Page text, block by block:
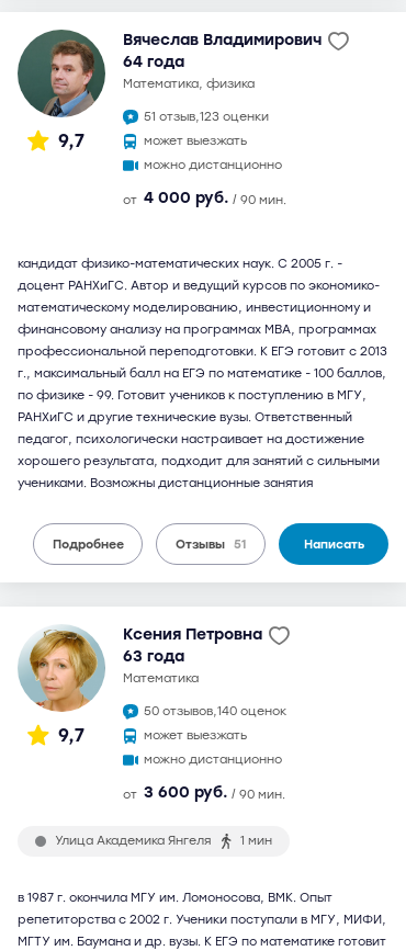
9,7
Вячеслав Владимирович
64 года
математика, физика
51 отзыв,123 оценки
может выезжать
можно дистанционно
от 4 000 руб. / 90 мин.
кандидат физико-математических наук. С 2005 г. -
доцент РАНХиГС. Автор и ведущий курсов по экономико-
математическому моделированию, инвестиционному и
финансовому анализу на программах МВА, программах
профессиональной переподготовки. К ЕГЭ готовит с 2013
г., максимальный балл на ЕГЭ по математике - 100 баллов,
по физике - 99. Готовит учеников к поступлению в МГУ,
РАНХиГС и другие технические вузы. Ответственный
педагог, психологически настраивает на достижение
хорошего результата, подходит для занятий с сильными
учениками. Возможны дистанционные занятия
Подробнее Отзывы 51 Написать
9,7
Ксения Петровна
63 года
математика
50 отзывов,140 оценок
может выезжать
можно дистанционно
от 3 600 руб. / 90 мин.
Улица Академика Янгеля 1 мин
в 1987 г. окончила МГУ им. Ломоносова, ВМК. Опыт
репетиторства с 2002 г. Ученики поступали в МГУ, МИФИ,
МГТУ им. Баумана и др. вузы. К ЕГЭ по математике готовит